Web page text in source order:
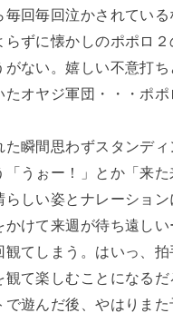
回毎回泣かされてい
ずに懐かしのポポロ
ない。嬉しい不意打ち
オヤジ軍団・・・ポ
瞬間思わずスタンデ
うぉー！」とか「来
しい姿とナレーショ
けて来週が待ち遠し
てしまう。はいっ、
て楽しむことになる
遊んだ後、やはりま